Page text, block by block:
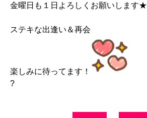
金曜日も１日よろしくお願いします★
ステキな出逢い＆再会
楽しみに待ってます！
?